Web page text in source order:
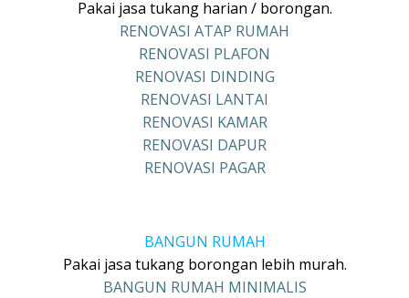
Pakai jasa tukang harian / borongan.
RENOVASI ATAP RUMAH
RENOVASI PLAFON
RENOVASI DINDING
RENOVASI LANTAI
RENOVASI KAMAR
RENOVASI DAPUR
RENOVASI PAGAR
BANGUN RUMAH
Pakai jasa tukang borongan lebih murah.
BANGUN RUMAH MINIMALIS